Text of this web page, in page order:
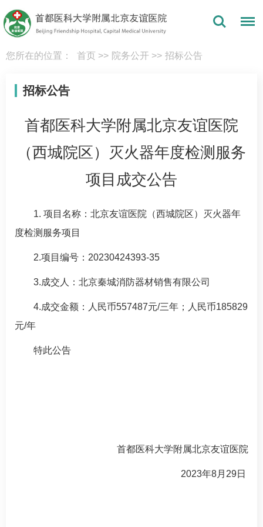
您所在的位置： 首页 >> 院务公开 >> 招标公告
招标公告
首都医科大学附属北京友谊医院
（西城院区）灭火器年度检测服务
项目成交公告
1. 项目名称：北京友谊医院（西城院区）灭火器年
度检测服务项目
2.项目编号：20230424393-35
3.成交人：北京秦城消防器材销售有限公司
4.成交金额：人民币557487元/三年；人民币185829
元/年
特此公告
首都医科大学附属北京友谊医院
2023年8月29日